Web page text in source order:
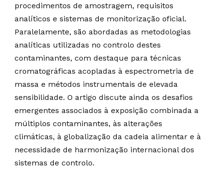
procedimentos de amostragem, requisitos
analíticos e sistemas de monitorização oficial.
Paralelamente, são abordadas as metodologias
analíticas utilizadas no controlo destes
contaminantes, com destaque para técnicas
cromatográficas acopladas à espectrometria de
massa e métodos instrumentais de elevada
sensibilidade. O artigo discute ainda os desafios
emergentes associados à exposição combinada a
múltiplos contaminantes, às alterações
climáticas, à globalização da cadeia alimentar e à
necessidade de harmonização internacional dos
sistemas de controlo.